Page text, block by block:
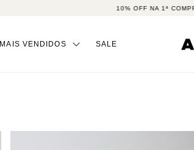
10% OFF NA 1ª COMPRA
MAIS VENDIDOS SALE